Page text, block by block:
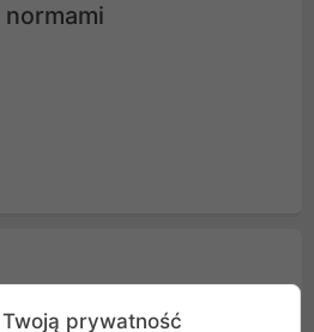
Czarnyprywatność